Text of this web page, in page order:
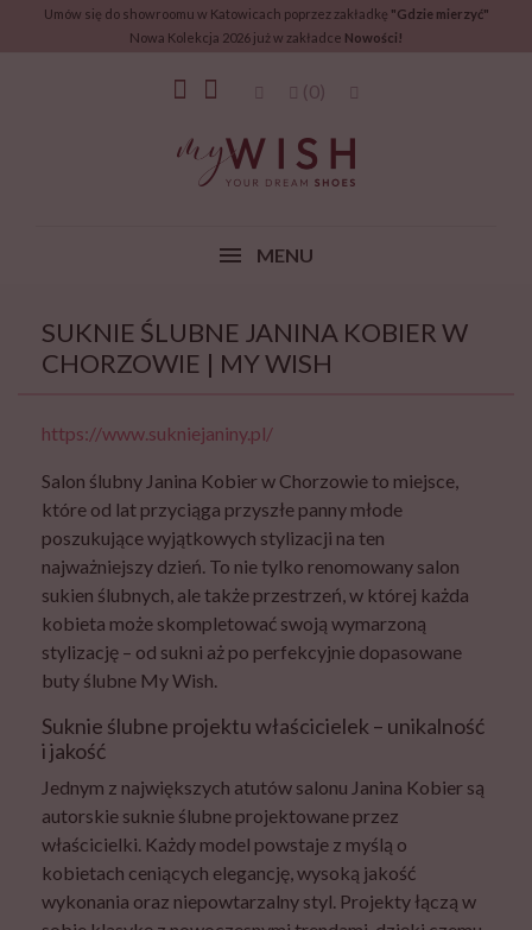
Umów się do showroomu w Katowicach poprzez zakładkę "Gdzie mierzyć"
Nowa Kolekcja 2026 już w zakładce Nowości!
(0)
MENU
SUKNIE ŚLUBNE JANINA KOBIER W
CHORZOWIE | MY WISH
https://www.sukniejaniny.pl/
Salon ślubny Janina Kobier w Chorzowie to miejsce,
które od lat przyciąga przyszłe panny młode
poszukujące wyjątkowych stylizacji na ten
najważniejszy dzień. To nie tylko renomowany salon
sukien ślubnych, ale także przestrzeń, w której każda
kobieta może skompletować swoją wymarzoną
stylizację – od sukni aż po perfekcyjnie dopasowane
buty ślubne My Wish.
Suknie ślubne projektu właścicielek – unikalność
i jakość
Jednym z największych atutów salonu Janina Kobier są
autorskie suknie ślubne projektowane przez
właścicielki. Każdy model powstaje z myślą o
kobietach ceniących elegancję, wysoką jakość
wykonania oraz niepowtarzalny styl. Projekty łączą w